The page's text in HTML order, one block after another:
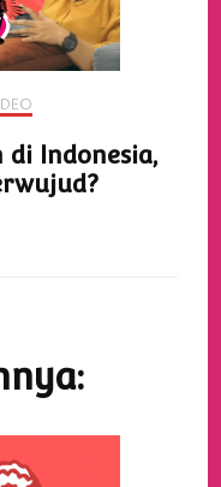
di Indonesia,